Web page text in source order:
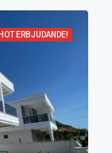
HOT ERBJUDANDE!